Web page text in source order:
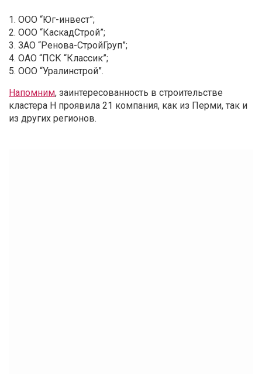
1. ООО “Юг-инвест”;
2. ООО “КаскадСтрой”;
3. ЗАО “Ренова-СтройГруп”;
4. ОАО “ПСК “Классик”;
5. ООО “Уралинстрой”.
Напомним, заинтересованность в строительстве
кластера Н проявила 21 компания, как из Перми, так и
из других регионов.